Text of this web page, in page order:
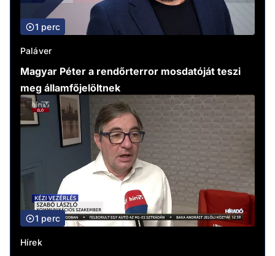
1 perc
Paláver
Magyar Péter a rendőrterror mosdatóját teszi
meg államfőjelöltnek
1 perc
Hírek